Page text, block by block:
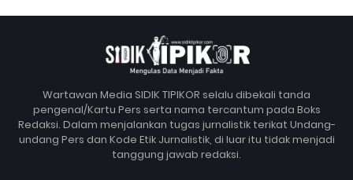
Wartawan Media SIDIK TIPIKOR selalu dibekali tanda
pengenal/Kartu Pers serta nama tercantum pada Boks
Redaksi. Dalam menjalankan tugas jurnalistik terikat Undang-
undang Pers dan Kode Etik Jurnalistik, di luar itu tidak menjadi
tanggung jawab redaksi.